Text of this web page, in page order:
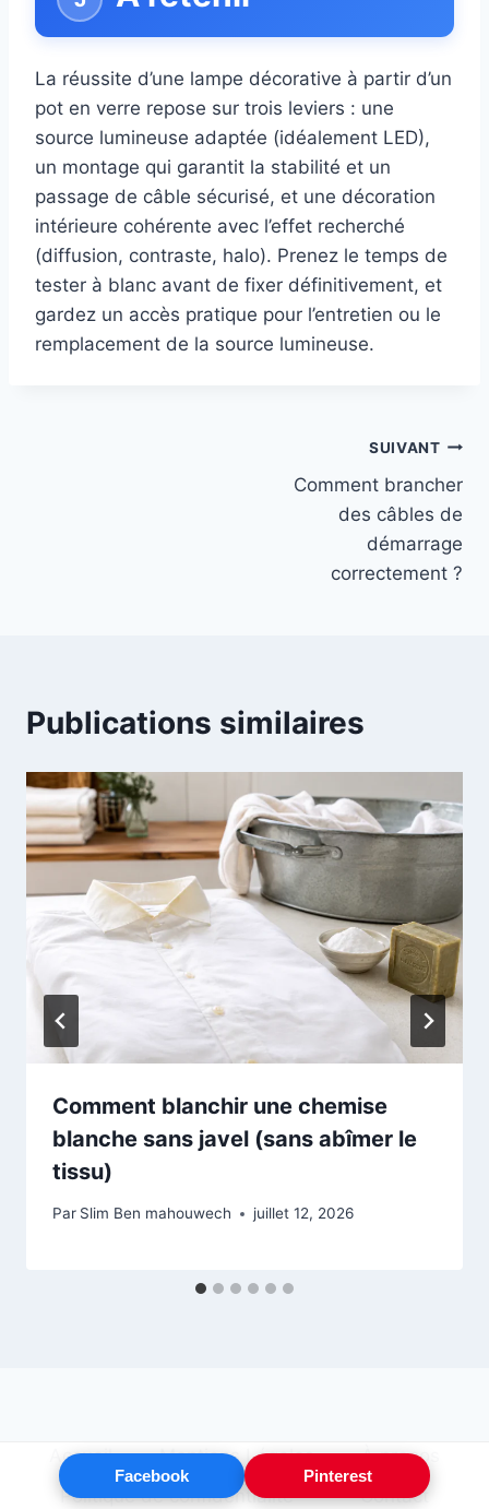
La réussite d’une lampe décorative à partir d’un
pot en verre repose sur trois leviers : une
source lumineuse adaptée (idéalement LED),
un montage qui garantit la stabilité et un
passage de câble sécurisé, et une décoration
intérieure cohérente avec l’effet recherché
(diffusion, contraste, halo). Prenez le temps de
tester à blanc avant de fixer définitivement, et
gardez un accès pratique pour l’entretien ou le
remplacement de la source lumineuse.
SUIVANT
Comment brancher
des câbles de
démarrage
correctement ?
Publications similaires
Comment blanchir une chemise
blanche sans javel (sans abîmer le
tissu)
Par Slim Ben mahouwech juillet 12, 2026
Accueil Mentions Légales
À propos
Politique de confidentialité
Contact
Facebook Pinterest